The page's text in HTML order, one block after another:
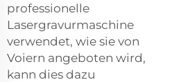
professionelle
Lasergravurmaschine
verwendet, wie sie von
Voiern angeboten wird,
kann dies dazu